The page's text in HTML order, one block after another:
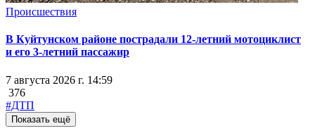
Происшествия
В Куйтунском районе пострадали 12-летний мотоциклист
и его 3-летний пассажир
7 августа 2026 г. 14:59
376
#ДТП
Показать ещё